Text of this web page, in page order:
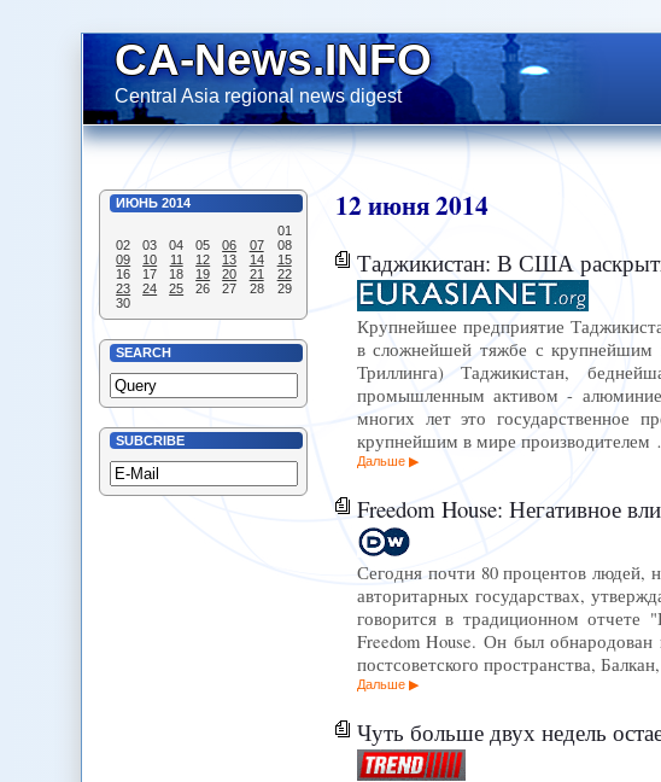
CA-News.INFO
Central Asia regional news digest
ИЮНЬ 2014
01
02
03 04 05 06 07
08
09
10 11 12 13 14
15
16
17 18 19 20 21
22
23
24 25 26 27 28
29
30
SEARCH
SUBCRIBE
12июня2014
Таджикистан: В США раскрыты
Крупнейшее предприятие
в сложнейшей тяжбе с крупнейшим
Триллинга) Таджикистан,
промышленным активом -
многих лет это государственное
крупнейшим в мире производителем
Дальше
Freedom House: Негативное
Сегодня почти 80 процентов людей,
авторитарных государствах,
говорится в традиционном отчете
Freedom House. Он был
постсоветского пространства,
Дальше
Чуть больше двух недель